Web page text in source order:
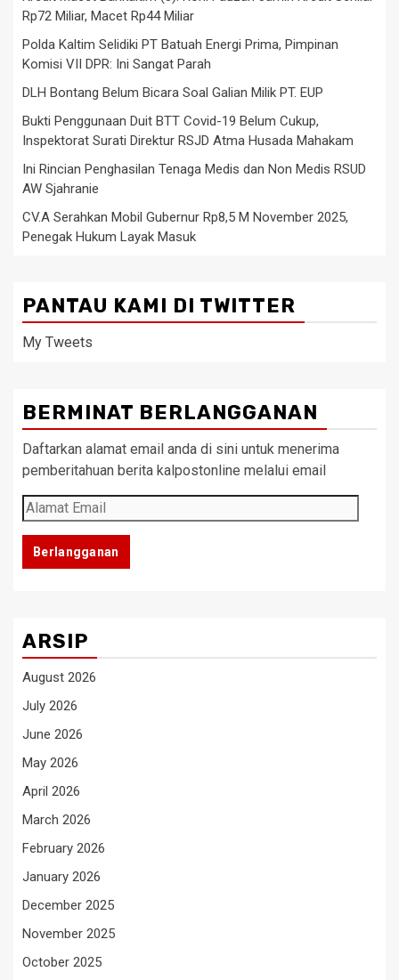
Rp72 Miliar, Macet Rp44 Miliar
Polda Kaltim Selidiki PT Batuah Energi Prima, Pimpinan
Komisi VII DPR: Ini Sangat Parah
DLH Bontang Belum Bicara Soal Galian Milik PT. EUP
Bukti Penggunaan Duit BTT Covid-19 Belum Cukup,
Inspektorat Surati Direktur RSJD Atma Husada Mahakam
Ini Rincian Penghasilan Tenaga Medis dan Non Medis RSUD
AW Sjahranie
CV.A Serahkan Mobil Gubernur Rp8,5 M November 2025,
Penegak Hukum Layak Masuk
PANTAU KAMI DI TWITTER
My Tweets
BERMINAT BERLANGGANAN
Daftarkan alamat email anda di sini untuk menerima
pemberitahuan berita kalpostonline melalui email
Alamat
Email
Berlangganan
ARSIP
August 2026
July 2026
June 2026
May 2026
April 2026
March 2026
February 2026
January 2026
December 2025
November 2025
October 2025